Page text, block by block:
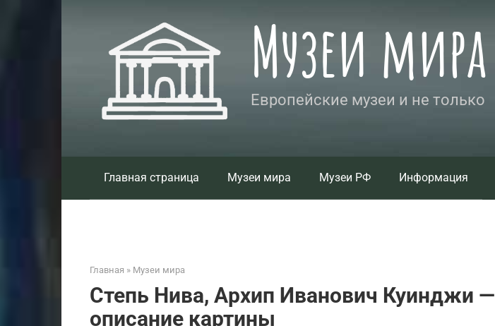
Музеи мира
Европейские музеи и не только
Главная страница Музеи мира Музеи РФ Информация
Главная » Музеи мира
Степь Нива, Архип Иванович Куинджи —
описание картины